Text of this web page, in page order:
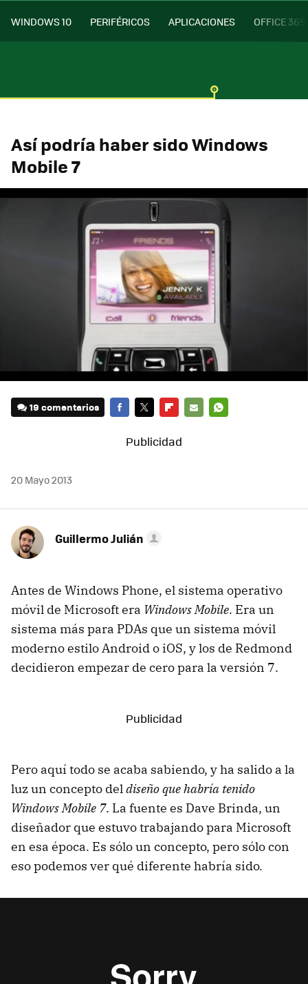
WINDOWS 10 PERIFÉRICOS APLICACIONES OFFICE 365
Así podría haber sido Windows
Mobile 7
19 comentarios
20 Mayo 2013
Guillermo Julián
Antes de Windows Phone, el sistema operativo
móvil de Microsoft era Windows Mobile. Era un
sistema más para PDAs que un sistema móvil
moderno estilo Android o iOS, y los de Redmond
decidieron empezar de cero para la versión 7.
Pero aquí todo se acaba sabiendo, y ha salido a la
luz un concepto deldiseño que habría tenido
Windows Mobile 7. La fuente es Dave Brinda, un
diseñador que estuvo trabajando para Microsoft
en esa época. Es sólo un concepto, pero sólo con
eso podemos ver qué diferente habría sido.